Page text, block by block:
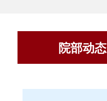
院部动态